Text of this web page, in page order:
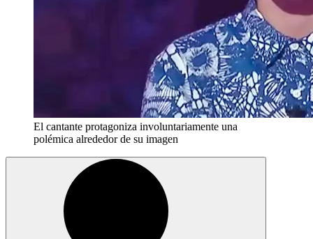
El cantante protagoniza involuntariamente una
polémica alrededor de su imagen